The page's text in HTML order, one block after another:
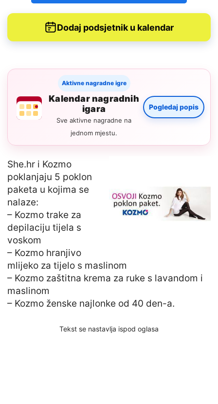
Dodaj podsjetnik u kalendar
Aktivne nagradne igre
Kalendar nagradnih
igara
Sve aktivne nagradne na
jednom mjestu.
Pogledaj popis
She.hr i Kozmo
poklanjaju 5 poklon
paketa u kojima se
nalaze:
– Kozmo trake za
depilaciju tijela s
voskom
– Kozmo hranjivo
mlijeko za tijelo s maslinom
– Kozmo zaštitna krema za ruke s lavandom i
maslinom
– Kozmo ženske najlonke od 40 den-a.
Tekst se nastavlja ispod oglasa